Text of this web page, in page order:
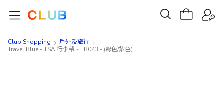
Club Shopping
戶外及旅行
Travel Blue - TSA 行李帶 - TB043 - (綠色/紫色)